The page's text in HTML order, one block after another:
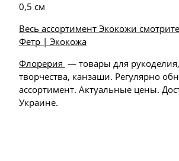
0,5 см
Весь ассортимент Экокожи
Фетр | Экокожа
Флорерия — товары для
творчества, канзаши. Регулярно
ассортимент. Актуальные цены.
Украине.